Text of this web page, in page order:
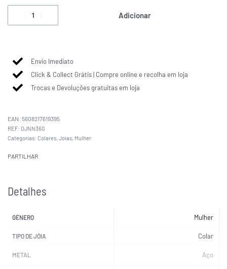
Adicionar
Envio Imediato
Click & Collect Grátis | Compre online e recolha em loja
Trocas e Devoluções gratuitas em loja
EAN: 5608217619395
OJNN36G
Categorias: Colares, Joias, Mulher
PARTILHAR
Detalhes
GÉNERO Mulher
TIPO DE JÓIA Colar
METAL Aço